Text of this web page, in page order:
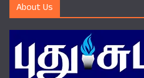
About Us